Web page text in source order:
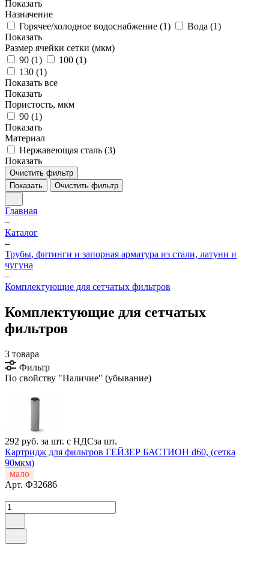
Показать
Назначение
Горячее/холодное водоснабжение (1) Вода (1)
Показать
Размер ячейки сетки (мкм)
90 (1) 100 (1)
130 (1)
Показать все
Показать
Пористость, мкм
90 (1)
Показать
Материал
Нержавеющая сталь (3)
Показать
Очистить фильтр
Показать
Очистить фильтр
Главная
–
Каталог
–
Трубы, фитинги и запорная арматура из стали, латуни и
чугуна
–
Комплектующие для сетчатых фильтров
Комплектующие для сетчатых
фильтров
3 товара
Фильтр
По свойству "Наличие" (убывание)
292 руб. за шт. с НДСза шт.
Картридж для фильтров ГЕЙЗЕР БАСТИОН d60, (сетка
90мкм)
мало
Арт. Ф32686